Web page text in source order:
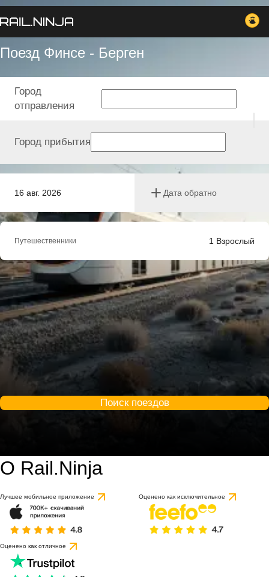
Поезд Финсе - Берген
16 авг. 2026 Дата обратно
Город
отправления
Город прибытия
Путешественники 1 Взрослый
Поиск поездов
О Rail.Ninja
Лучшее мобильное приложение Оценено как исключительное
Оценено как отличное
на основе 1 отзыва